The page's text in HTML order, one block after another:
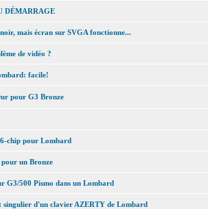
DÉMARRAGE
mais écran sur SVGA fonctionne...
de vidéo ?
facile!
pour G3 Bronze
chip pour Lombard
un Bronze
G3/500 Pismo dans un Lombard
singulier d'un clavier AZERTY de Lombard